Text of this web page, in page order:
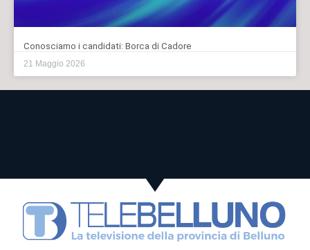
Conosciamo i candidati: Borca di Cadore
21 Maggio 2026